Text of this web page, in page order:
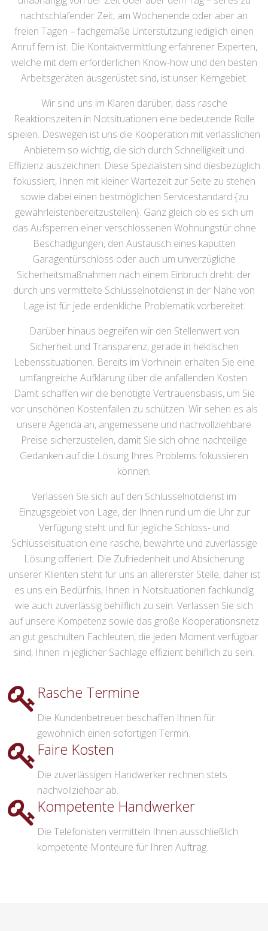
nachtschlafender Zeit, am Wochenende oder aber an
freien Tagen – fachgemäße Unterstützung lediglich einen
Anruf fern ist. Die Kontaktvermittlung erfahrener Experten,
welche mit dem erforderlichen Know-how und den besten
Arbeitsgeräten ausgerüstet sind, ist unser Kerngebiet.
Wir sind uns im Klaren darüber, dass rasche
Reaktionszeiten in Notsituationen eine bedeutende Rolle
spielen. Deswegen ist uns die Kooperation mit verlässlichen
Anbietern so wichtig, die sich durch Schnelligkeit und
Effizienz auszeichnen. Diese Spezialisten sind diesbezüglich
fokussiert, Ihnen mit kleiner Wartezeit zur Seite zu stehen
sowie dabei einen bestmöglichen Servicestandard {zu
gewährleistenbereitzustellen}. Ganz gleich ob es sich um
das Aufsperren einer verschlossenen Wohnungstür ohne
Beschädigungen, den Austausch eines kaputten
Garagentürschloss oder auch um unverzügliche
Sicherheitsmaßnahmen nach einem Einbruch dreht: der
durch uns vermittelte Schlüsselnotdienst in der Nähe von
Lage ist für jede erdenkliche Problematik vorbereitet.
Darüber hinaus begreifen wir den Stellenwert von
Sicherheit und Transparenz, gerade in hektischen
Lebenssituationen. Bereits im Vorhinein erhalten Sie eine
umfangreiche Aufklärung über die anfallenden Kosten.
Damit schaffen wir die benötigte Vertrauensbasis, um Sie
vor unschönen Kostenfallen zu schützen. Wir sehen es als
unsere Agenda an, angemessene und nachvollziehbare
Preise sicherzustellen, damit Sie sich ohne nachteilige
Gedanken auf die Lösung Ihres Problems fokussieren
können.
Verlassen Sie sich auf den Schlüsselnotdienst im
Einzugsgebiet von Lage, der Ihnen rund um die Uhr zur
Verfügung steht und für jegliche Schloss- und
Schlüsselsituation eine rasche, bewährte und zuverlässige
Lösung offeriert. Die Zufriedenheit und Absicherung
unserer Klienten steht für uns an allererster Stelle, daher ist
es uns ein Bedürfnis, Ihnen in Notsituationen fachkundig
wie auch zuverlässig behilflich zu sein. Verlassen Sie sich
auf unsere Kompetenz sowie das große Kooperationsnetz
an gut geschulten Fachleuten, die jeden Moment verfügbar
sind, Ihnen in jeglicher Sachlage effizient behiflich zu sein.
Rasche Termine
Die Kundenbetreuer beschaffen Ihnen für
gewöhnlich einen sofortigen Termin.
Faire Kosten
Die zuverlässigen Handwerker rechnen stets
nachvollziehbar ab.
Kompetente Handwerker
Die Telefonisten vermitteln Ihnen ausschließlich
kompetente Monteure für Ihren Auftrag.